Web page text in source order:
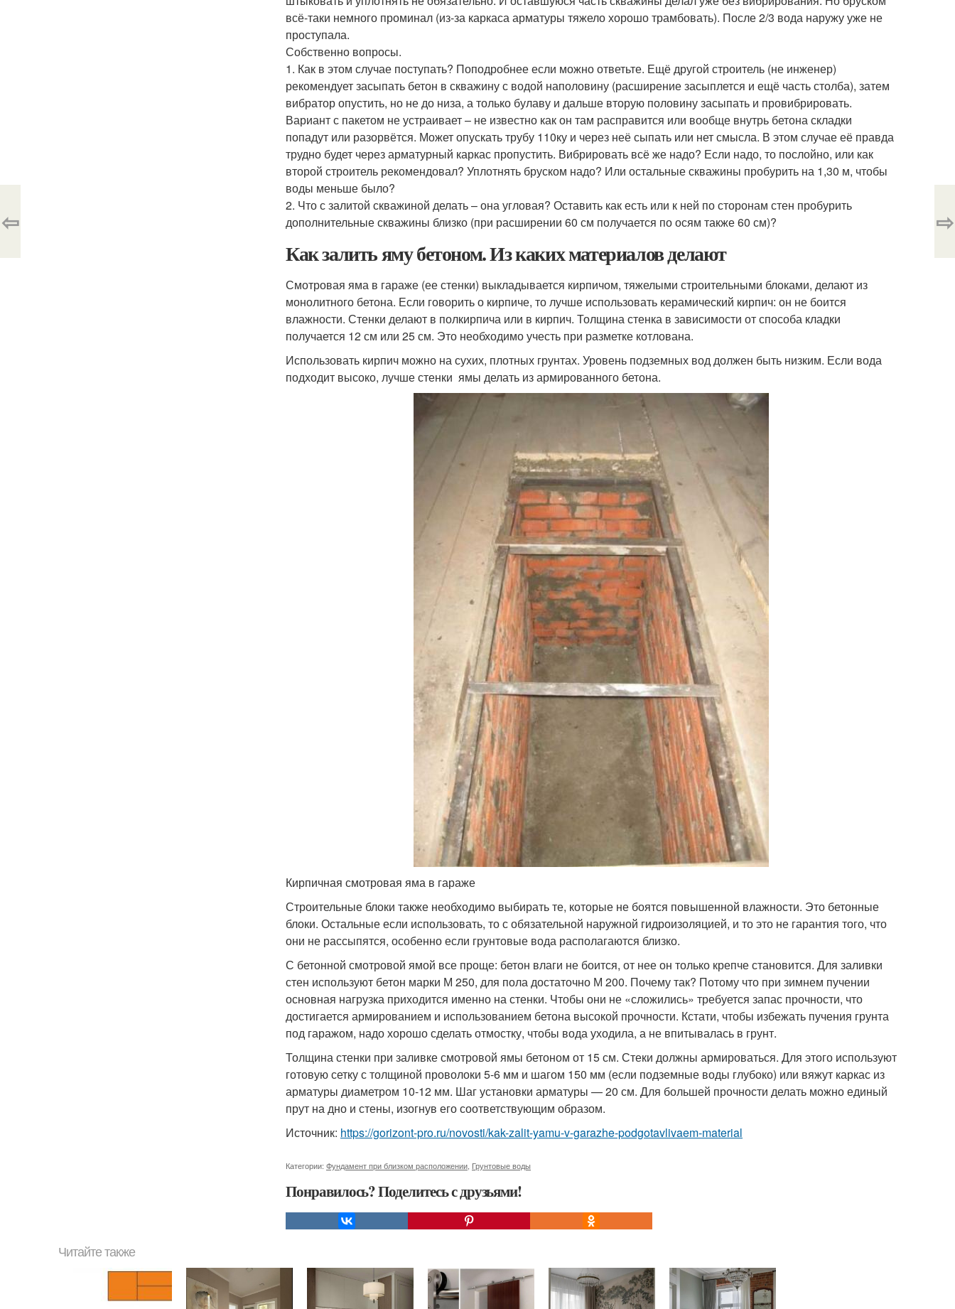
всё-таки немного проминал (из-за каркаса арматуры тяжело хорошо трамбовать). После 2/3 вода наружу уже не
проступала.
Собственно вопросы.
1. Как в этом случае поступать? Поподробнее если можно ответьте. Ещё другой строитель (не инженер)
рекомендует засыпать бетон в скважину с водой наполовину (расширение засыплется и ещё часть столба), затем
вибратор опустить, но не до низа, а только булаву и дальше вторую половину засыпать и провибрировать.
Вариант с пакетом не устраивает – не известно как он там расправится или вообще внутрь бетона складки
попадут или разорвётся. Может опускать трубу 110ку и через неё сыпать или нет смысла. В этом случае её правда
трудно будет через арматурный каркас пропустить. Вибрировать всё же надо? Если надо, то послойно, или как
второй строитель рекомендовал? Уплотнять бруском надо? Или остальные скважины пробурить на 1,30 м, чтобы
воды меньше было?
2. Что с залитой скважиной делать – она угловая? Оставить как есть или к ней по сторонам стен пробурить
дополнительные скважины близко (при расширении 60 см получается по осям также 60 см)?
Как залить яму бетоном. Из каких материалов делают
Смотровая яма в гараже (ее стенки) выкладывается кирпичом, тяжелыми строительными блоками, делают из
монолитного бетона. Если говорить о кирпиче, то лучше использовать керамический кирпич: он не боится
влажности. Стенки делают в полкирпича или в кирпич. Толщина стенка в зависимости от способа кладки
получается 12 см или 25 см. Это необходимо учесть при разметке котлована.
Использовать кирпич можно на сухих, плотных грунтах. Уровень подземных вод должен быть низким. Если вода
подходит высоко, лучше стенки ямы делать из армированного бетона.
Кирпичная смотровая яма в гараже
Строительные блоки также необходимо выбирать те, которые не боятся повышенной влажности. Это бетонные
блоки. Остальные если использовать, то с обязательной наружной гидроизоляцией, и то это не гарантия того, что
они не рассыпятся, особенно если грунтовые вода располагаются близко.
С бетонной смотровой ямой все проще: бетон влаги не боится, от нее он только крепче становится. Для заливки
стен используют бетон марки М 250, для пола достаточно М 200. Почему так? Потому что при зимнем пучении
основная нагрузка приходится именно на стенки. Чтобы они не «сложились» требуется запас прочности, что
достигается армированием и использованием бетона высокой прочности. Кстати, чтобы избежать пучения грунта
под гаражом, надо хорошо сделать отмостку, чтобы вода уходила, а не впитывалась в грунт.
Толщина стенки при заливке смотровой ямы бетоном от 15 см. Стеки должны армироваться. Для этого используют
готовую сетку с толщиной проволоки 5-6 мм и шагом 150 мм (если подземные воды глубоко) или вяжут каркас из
арматуры диаметром 10-12 мм. Шаг установки арматуры — 20 см. Для большей прочности делать можно единый
прут на дно и стены, изогнув его соответствующим образом.
Источник: https://gorizont-pro.ru/novosti/kak-zalit-yamu-v-garazhe-podgotavlivaem-material
Категории: Фундамент при близком расположении Грунтовые воды
Понравилось? Поделитесь с друзьями!
⇦ ⇨
Читайте также